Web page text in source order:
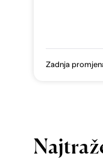
Zadnja